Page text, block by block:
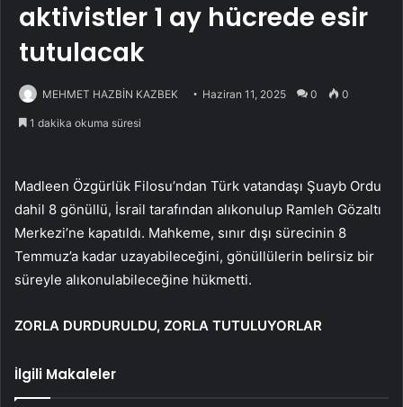
aktivistler 1 ay hücrede esir
tutulacak
MEHMET HAZBİN KAZBEK Haziran 11, 2025 0 0
1 dakika okuma süresi
Madleen Özgürlük Filosu’ndan Türk vatandaşı Şuayb Ordu
dahil 8 gönüllü, İsrail tarafından alıkonulup Ramleh Gözaltı
Merkezi’ne kapatıldı. Mahkeme, sınır dışı sürecinin 8
Temmuz’a kadar uzayabileceğini, gönüllülerin belirsiz bir
süreyle alıkonulabileceğine hükmetti.
ZORLA DURDURULDU, ZORLA TUTULUYORLAR
İlgili Makaleler